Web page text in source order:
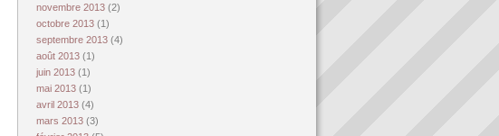
novembre 2013 (2)
octobre 2013 (1)
septembre 2013 (4)
août 2013 (1)
juin 2013 (1)
mai 2013 (1)
avril 2013 (4)
mars 2013 (3)